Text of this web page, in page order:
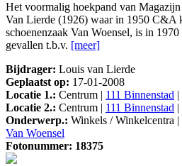
Het voormalig hoekpand van
Van Lierde (1926) waar in 1950 C&A
schoenenzaak Van Woensel, is in
gevallen t.b.v. [meer]
Bijdrager: Louis van Lierde
Geplaatst op: 17-01-2008
Locatie 1.: Centrum | 111 Binnenstad |
Locatie 2.: Centrum | 111 Binnenstad |
Onderwerp.: Winkels / Winkelcentra |
Van Woensel
Fotonummer: 18375